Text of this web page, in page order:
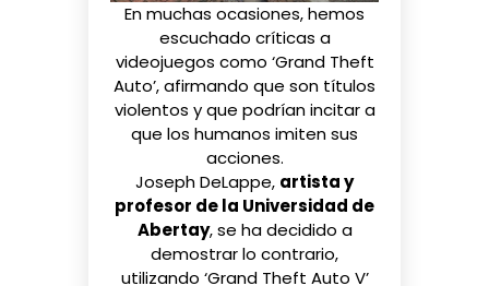
En muchas ocasiones, hemos
escuchado críticas a
videojuegos como ‘Grand Theft
Auto’, afirmando que son títulos
violentos y que podrían incitar a
que los humanos imiten sus
acciones.
Joseph DeLappe, artista y
profesor de la Universidad de
Abertay, se ha decidido a
demostrar lo contrario,
utilizando ‘Grand Theft Auto V’